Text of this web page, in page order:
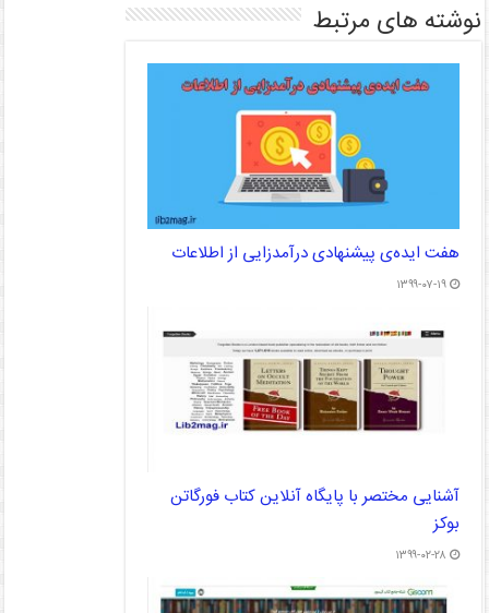
نوشته های مرتبط
هفت ایده‌ی پیشنهادی درآمدزایی از اطلاعات
۱۳۹۹-۰۷-۱۹
آشنایی مختصر با پایگاه آنلاین کتاب فورگاتن
بوکز
۱۳۹۹-۰۲-۲۸